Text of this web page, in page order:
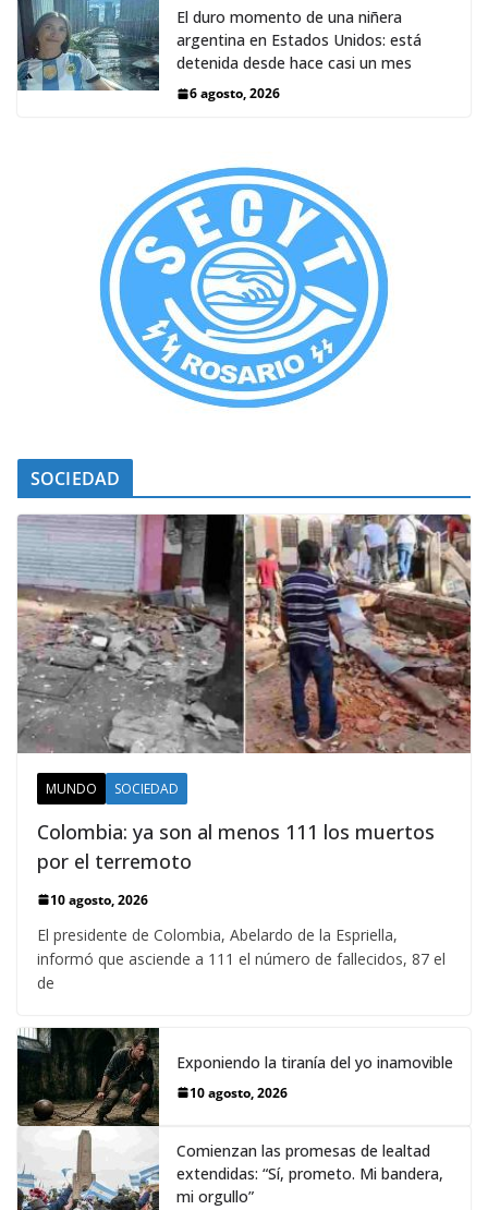
El duro momento de una niñera
argentina en Estados Unidos: está
detenida desde hace casi un mes
6 agosto, 2026
SOCIEDAD
MUNDO SOCIEDAD
Colombia: ya son al menos 111 los muertos
por el terremoto
10 agosto, 2026
El presidente de Colombia, Abelardo de la Espriella,
informó que asciende a 111 el número de fallecidos, 87 el
de
Exponiendo la tiranía del yo inamovible
10 agosto, 2026
Comienzan las promesas de lealtad
extendidas: “Sí, prometo. Mi bandera,
mi orgullo”